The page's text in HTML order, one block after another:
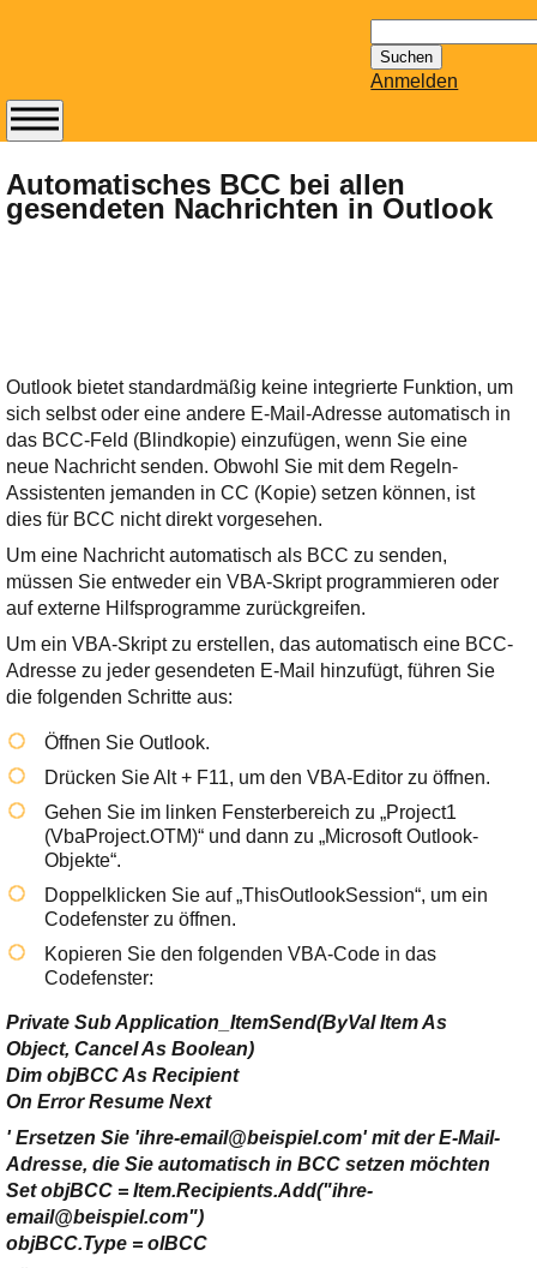
nach:
Anmelden
Automatisches BCC bei allen
gesendeten Nachrichten in Outlook
Outlook bietet standardmäßig keine integrierte Funktion, um
sich selbst oder eine andere E-Mail-Adresse automatisch in
das BCC-Feld (Blindkopie) einzufügen, wenn Sie eine
neue Nachricht senden. Obwohl Sie mit dem Regeln-
Assistenten jemanden in CC (Kopie) setzen können, ist
dies für BCC nicht direkt vorgesehen.
Um eine Nachricht automatisch als BCC zu senden,
müssen Sie entweder ein VBA-Skript programmieren oder
auf externe Hilfsprogramme zurückgreifen.
Um ein VBA-Skript zu erstellen, das automatisch eine BCC-
Adresse zu jeder gesendeten E-Mail hinzufügt, führen Sie
die folgenden Schritte aus:
Öffnen Sie Outlook.
Drücken SieAlt + F11, um den VBA-Editor zu öffnen.
Gehen Sie im linken Fensterbereich zu „Project1
(VbaProject.OTM)“ und dann zu „Microsoft Outlook-
Objekte“.
Doppelklicken Sie auf „ThisOutlookSession“, um ein
Codefenster zu öffnen.
Kopieren Sie den folgenden VBA-Code in das
Codefenster:
Private Sub Application_ItemSend(ByVal Item As
Object, Cancel As Boolean)
Dim objBCC As Recipient
On Error Resume Next
' Ersetzen Sie 'ihre-email@beispiel.com' mit der E-Mail-
Adresse, die Sie automatisch in BCC setzen möchten
Set objBCC = Item.Recipients.Add("ihre-
email@beispiel.com")
objBCC.Type = olBCC
Abonnieren Sie den
14-tägig
erscheinenden
bereithält!
Wie z.B. Outlook,
GMail, Thunderbird
oder auch
KuNoMail, usw.
Ihre E-Mail
Adresse:
E-Mail
E-Mail bestätigen